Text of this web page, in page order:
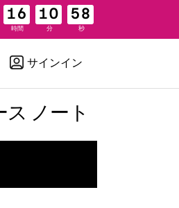
16
時間
10
分
57
秒
サインイン
ス ノート